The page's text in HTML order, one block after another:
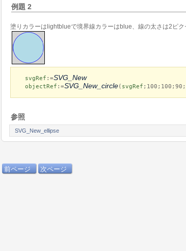
例題 2
塗りカラーはlightblueで境界線カラーはblue、線の太さは2ピ
svgRef :=SVG_New
objectRef :=SVG_New_circle( svgRef
参照
SVG_New_ellipse
前ページ 次ページ